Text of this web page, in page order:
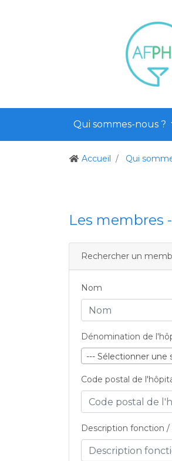
Qui sommes-nous ?
Accueil Qui
Les membres
Rechercher un
Nom
Dénomination de
--- Sélectionner une
Code postal de
Description fonction